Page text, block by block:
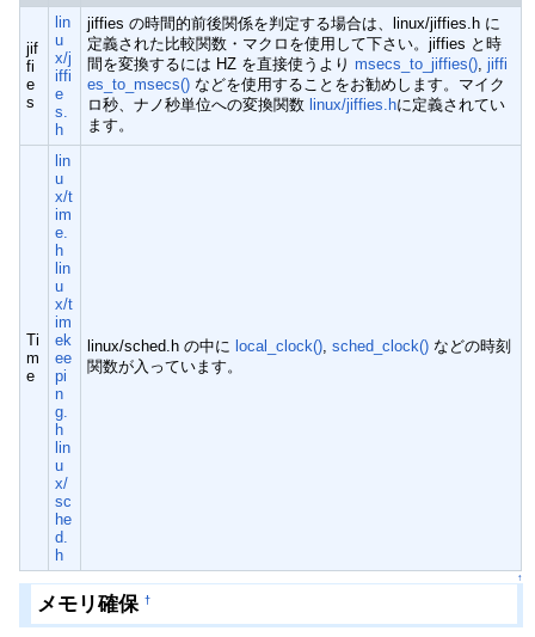
jif
fi
e
s
lin
u
x/j
iffi
e
s.
h
jiffies の時間的前後関係を判定する場合は、linux/jiffies.h に
定義された比較関数・マクロを使用して下さい。jiffies と時
間を変換するには HZ を直接使うよりmsecs_to_jiffies(),jiffi
es_to_msecs() などを使用することをお勧めします。マイク
ロ秒、ナノ秒単位への変換関数 linux/jiffies.hに定義されてい
ます。
Ti
m
e
lin
u
x/t
im
e.
h
lin
u
x/t
im
ek
ee
pi
n
g.
h
lin
u
x/
sc
he
d.
h
linux/sched.h の中に local_clock(),sched_clock() などの時刻
関数が入っています。
↑
メモリ確保 †